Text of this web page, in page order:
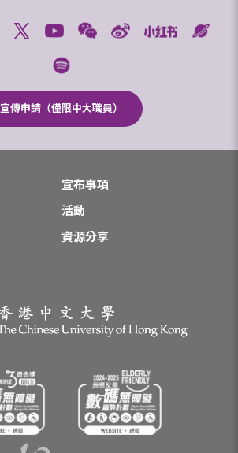
宣傳申請（僅限中大職員）
宣布事項
活動
資源分享